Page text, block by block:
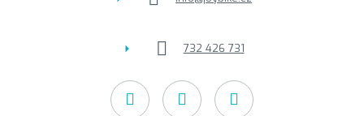
732 426 731